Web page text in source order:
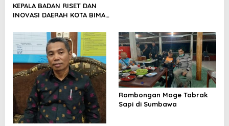
KEPALA BADAN RISET DAN
INOVASI DAERAH KOTA BIMA
HARI SUMPAH PEMUDA
Rombongan Moge Tabrak
Sapi di Sumbawa